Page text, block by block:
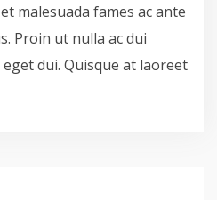
malesuada fames ac ante
Proin ut nulla ac dui
dui. Quisque at laoreet